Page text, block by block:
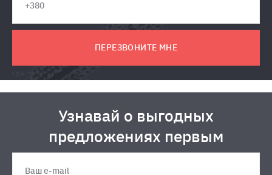
ПЕРЕЗВОНИТЕ МНЕ
Узнавай о выгодных
предложениях первым